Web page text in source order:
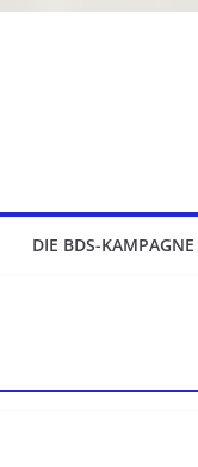
DIE BDS-KAMPAGNE